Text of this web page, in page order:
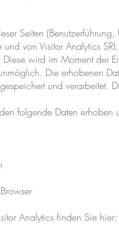
Seiten
von Visitor Analytics
Diese wird im Moment der
Die erhobenen
und
folgende Daten erhoben
Analytics finden Sie hier: